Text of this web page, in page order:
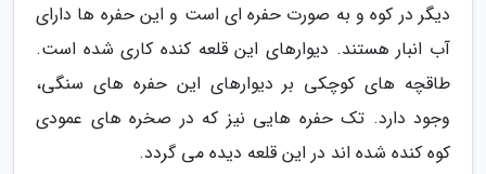
دیگر در کوه و به صورت حفره ای است و این حفره ها دارای
آب انبار هستند. دیوارهای این قلعه کنده کاری شده است.
طاقچه های کوچکی بر دیوارهای این حفره های سنگی،
وجود دارد. تک حفره هایی نیز که در صخره های عمودی
کوه کنده شده اند در این قلعه دیده می گردد.